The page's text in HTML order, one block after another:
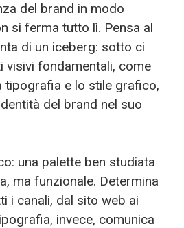
del brand in modo
si ferma tutto lì. Pensa al
di un iceberg: sotto ci
visivi fondamentali, come
tipografia e lo stile grafico,
del brand nel suo
una palette ben studiata
ma funzionale. Determina
i canali, dal sito web ai
invece, comunica